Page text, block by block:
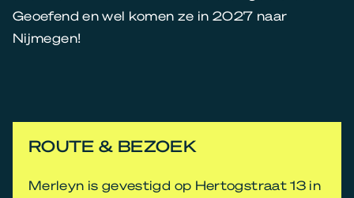
Geoefend en wel komen ze in 2027 naar
Nijmegen!
ROUTE & BEZOEK
Merleyn is gevestigd op Hertogstraat 13 in